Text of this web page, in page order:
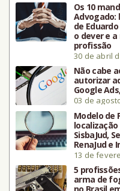
Os 10
Advogado:
de
o dever e
profissão
30 de abril
Não cabe
autorizar
Google
03 de
Modelo de
localização
SisbaJud,
RenaJud e
13 de
5
arma de
no Brasil